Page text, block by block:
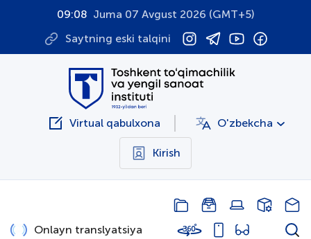
09:08 Juma 07 Avgust 2026 (GMT+5)
Saytning eski talqini
Virtual qabulxona O'zbekcha
Kirish
Onlayn translyatsiya